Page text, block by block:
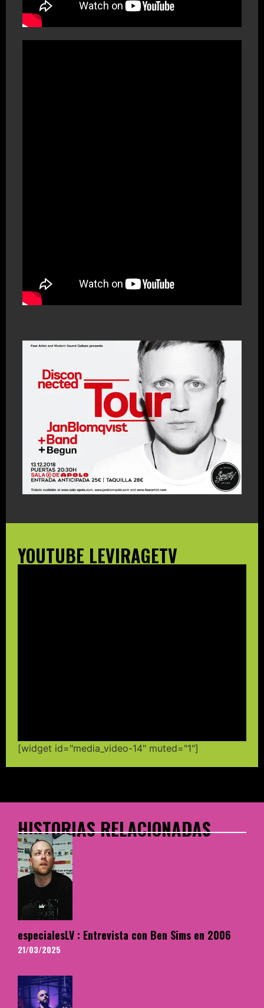
YOUTUBE LEVIRAGETV
[widget id="media_video-14" muted="1"]
HISTORIAS RELACIONADAS
especialesLV : Entrevista con Ben Sims en 2006
21/03/2025